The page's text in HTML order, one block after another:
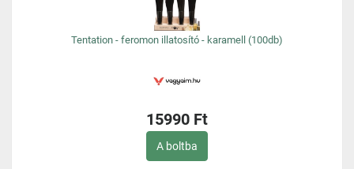
Tentation - feromon illatosító - karamell (100db)
15990 Ft
A boltba